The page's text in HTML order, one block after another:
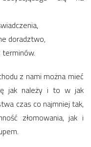
doradztwo,
z nami można mieć
jak należy i to w jak
czas co najmniej tak,
złomowania, jak i